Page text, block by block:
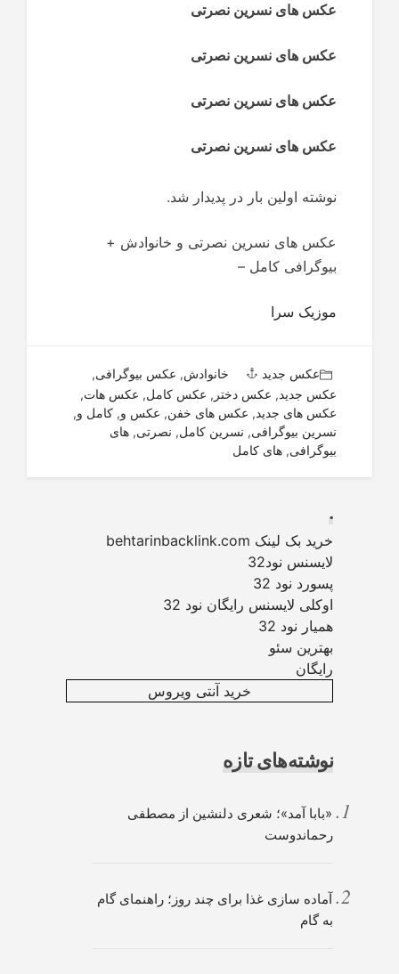
عکس های نسرین نصرتی
عکس های نسرین نصرتی
عکس های نسرین نصرتی
عکس های نسرین نصرتی
نوشته اولین بار در پدیدار شد.
عکس های نسرین نصرتی و خانوادش +
بیوگرافی کامل –
موزیک سرا
عکس جدید خانوادش, عکس بیوگرافی,
عکس جدید, عکس دختر , عکس کامل, عکس هات,
عکس های جدید, عکس های خفن, عکس و, کامل و,
نسرین بیوگرافی, نسرین کامل, نصرتی, های
بیوگرافی, های کامل
.
خرید بک لینک behtarinbacklink.com
لایسنس نود32
پسورد نود 32
اوکلی لایسنس رایگان نود 32
همیار نود 32
بهترین سئو
رایگان
خرید آنتی ویروس
نوشته‌های تازه
«بابا آمد»؛ شعری دلنشین از مصطفی
رحماندوست
آماده سازی غذا برای چند روز؛ راهنمای گام
به گام